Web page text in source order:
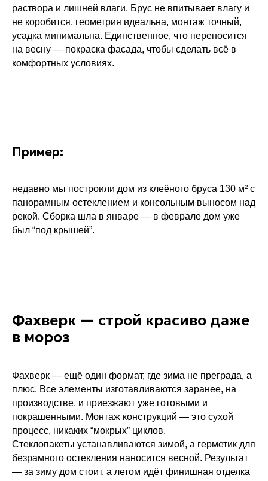
раствора и лишней влаги. Брус не впитывает влагу и
не коробится, геометрия идеальна, монтаж точный,
усадка минимальна. Единственное, что переносится
на весну — покраска фасада, чтобы сделать всё в
комфортных условиях.
Пример:
недавно мы построили дом из клеёного бруса 130 м² с
панорамным остеклением и консольным выносом над
рекой. Сборка шла в январе — в феврале дом уже
был “под крышей”.
Фахверк — строй красиво даже
в мороз
Фахверк — ещё один формат, где зима не преграда, а
плюс. Все элементы изготавливаются заранее, на
производстве, и приезжают уже готовыми и
покрашенными. Монтаж конструкций — это сухой
процесс, никаких “мокрых” циклов.
Стеклопакеты устанавливаются зимой, а герметик для
безрамного остекления наносится весной. Результат
— за зиму дом стоит, а летом идёт финишная отделка